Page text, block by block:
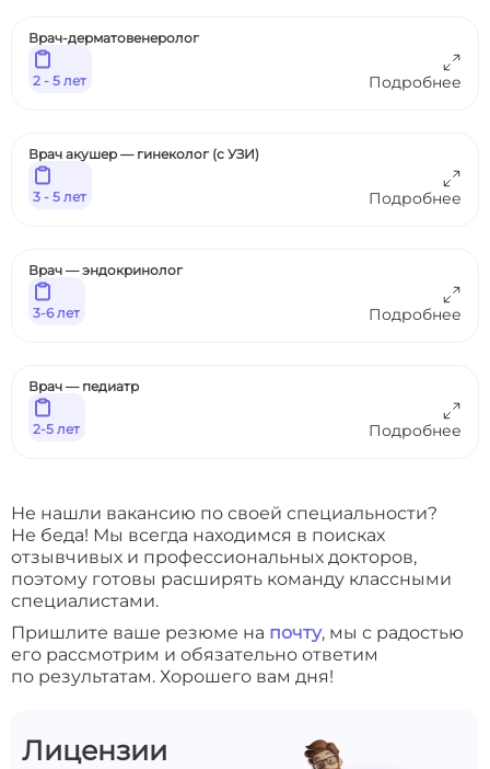
Врач-дерматовенеролог
Подробнее
2 - 5 лет
Врач акушер — гинеколог (с УЗИ)
Подробнее
3 - 5 лет
Врач — эндокринолог
Подробнее
3-6 лет
Врач — педиатр
Подробнее
2-5 лет
Не нашли вакансию по своей специальности?
Не беда! Мы всегда находимся в поисках
отзывчивых и профессиональных докторов,
поэтому готовы расширять команду классными
специалистами.
Пришлите ваше резюме на почту, мы с радостью
его рассмотрим и обязательно ответим
по результатам. Хорошего вам дня!
Лицензии